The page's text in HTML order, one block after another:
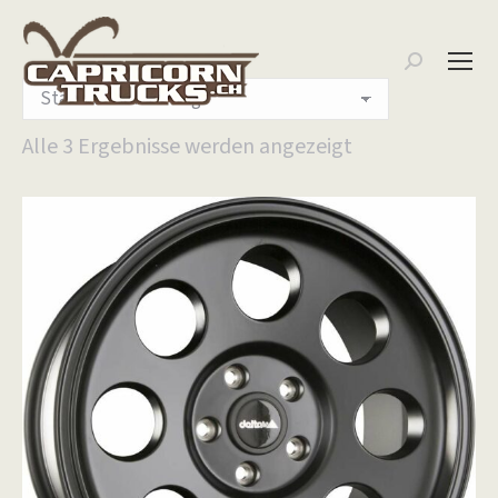
Search:
Alle 3 Ergebnisse werden angezeigt